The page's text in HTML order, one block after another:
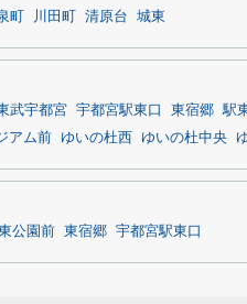
町 川田町 清原台 城東
武宇都宮 宇都宮駅東口 東宿郷 駅
アム前 ゆいの杜西 ゆいの杜中央
公園前 東宿郷 宇都宮駅東口